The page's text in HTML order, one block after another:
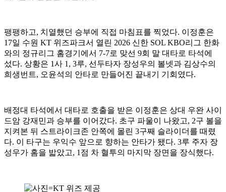
팽팽하고, 치열했던 승부에 직접 마침표를 찍었다. 이정훈은
17일 수원 KT 위즈파크서 열린 2026 신한 SOL KBO리그 한화
와의 정규리그 홈경기에서 7-7로 맞선 9회 말 대타로 타석에
섰다. 상황은 1사 1, 3루, 선두타자 장성우의 볼넷과 김상수의
희생번트, 오윤석의 안타로 만들어진 끝내기 기회였다.
배정대 타석에서 대타로 호출을 받은 이정훈은 상대 우완 사이
드암 강재민과 승부를 이어갔다. 초구 파울이 나왔고, 2구 볼을
지켜본 뒤 스트라이크존 안쪽에 몰린 3구째 슬라이더를 때렸
다. 이 타구는 우익수 앞으로 향하는 안타가 됐다. 3루 주자 장
성우가 홈을 밟았고, 1점 차 혈투의 마지막 장면을 장식했다.